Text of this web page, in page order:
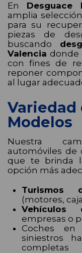
En Desguace
amplia
para su
piezas de
buscando
Valencia donde
con fines de
reponer
al lugar
Variedad
Modelos
Nuestra
automóviles de
que te brinda
opción más
Turismos
(motores,
Vehículos
empresas o
Coches en
siniestros
completas